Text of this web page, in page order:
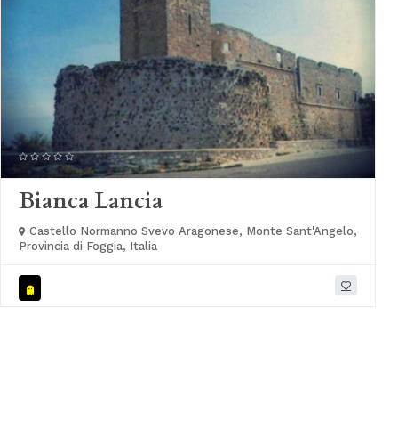
Bianca Lancia
Castello Normanno Svevo Aragonese, Monte Sant'Angelo,
Provincia di Foggia, Italia